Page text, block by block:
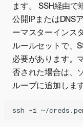
ます。 SSH経由で
公開IPまたはDNS
ーマスターインス
ルールセットで、
必要があります。
否された場合は、
ループに追加します